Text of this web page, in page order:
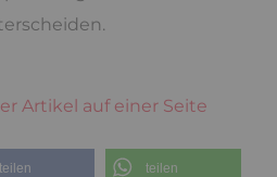
Artikel auf einer Seite
teilen teilen